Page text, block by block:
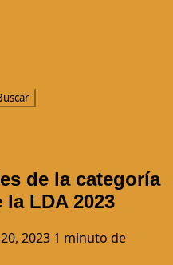
de la categoría
LDA 2023
2023 1 minuto de